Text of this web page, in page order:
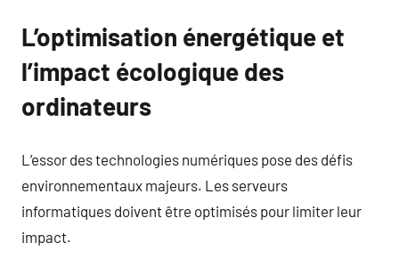
L’optimisation énergétique et
l’impact écologique des
ordinateurs
L’essor des technologies numériques pose des défis
environnementaux majeurs. Les serveurs
informatiques doivent être optimisés pour limiter leur
impact.